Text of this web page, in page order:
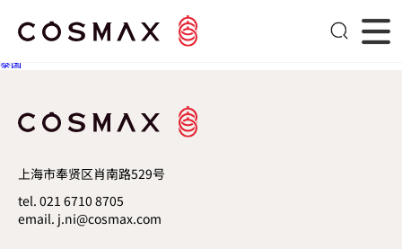
文章导航
泰国
上海市奉贤区肖南路529号
tel. 021 6710 8705
email. j.ni@cosmax.com